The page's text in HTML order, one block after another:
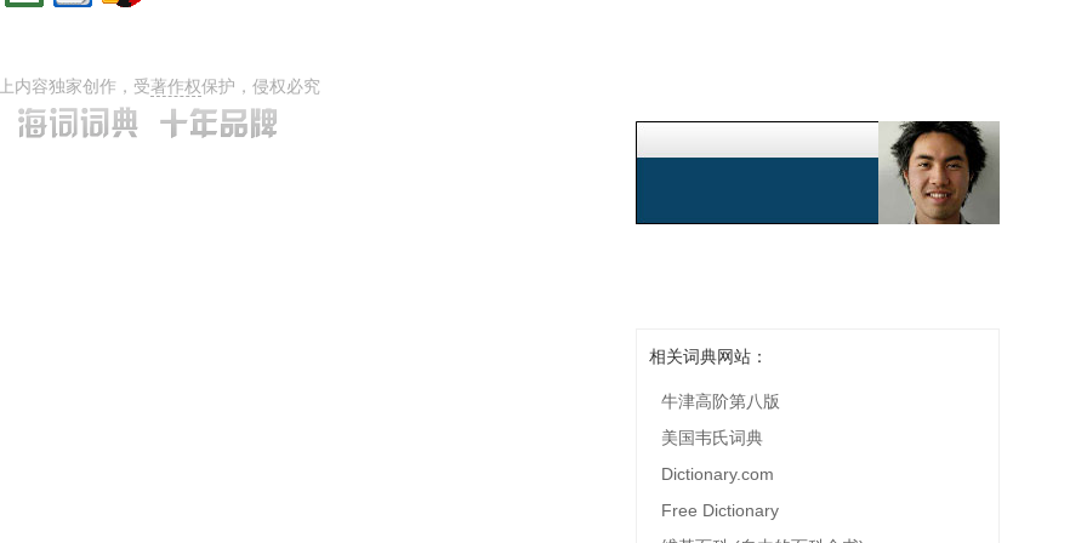
内容独家创作，受著作权保护，侵权必究
相关词典网站：
牛津高阶第八版
美国韦氏词典
Dictionary.com
Free Dictionary